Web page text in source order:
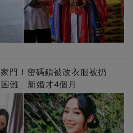
門！密碼鎖被改衣服被扔
難」新婚才4個月